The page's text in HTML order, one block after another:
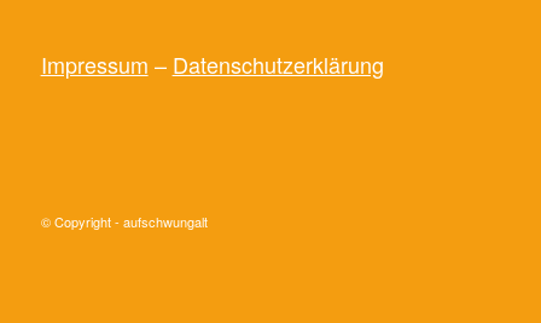
Impressum – Datenschutzerklärung
© Copyright - aufschwungalt